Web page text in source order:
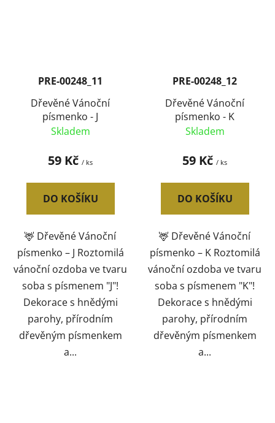
PRE-00248_11
Dřevěné Vánoční
písmenko - J
Skladem
59 Kč / ks
DO KOŠÍKU
🦌 Dřevěné Vánoční
písmenko – J Roztomilá
vánoční ozdoba ve tvaru
soba s písmenem "J"!
Dekorace s hnědými
parohy, přírodním
dřevěným písmenkem
a...
PRE-00248_12
Dřevěné Vánoční
písmenko - K
Skladem
59 Kč / ks
DO KOŠÍKU
🦌 Dřevěné Vánoční
písmenko – K Roztomilá
vánoční ozdoba ve tvaru
soba s písmenem "K"!
Dekorace s hnědými
parohy, přírodním
dřevěným písmenkem
a...